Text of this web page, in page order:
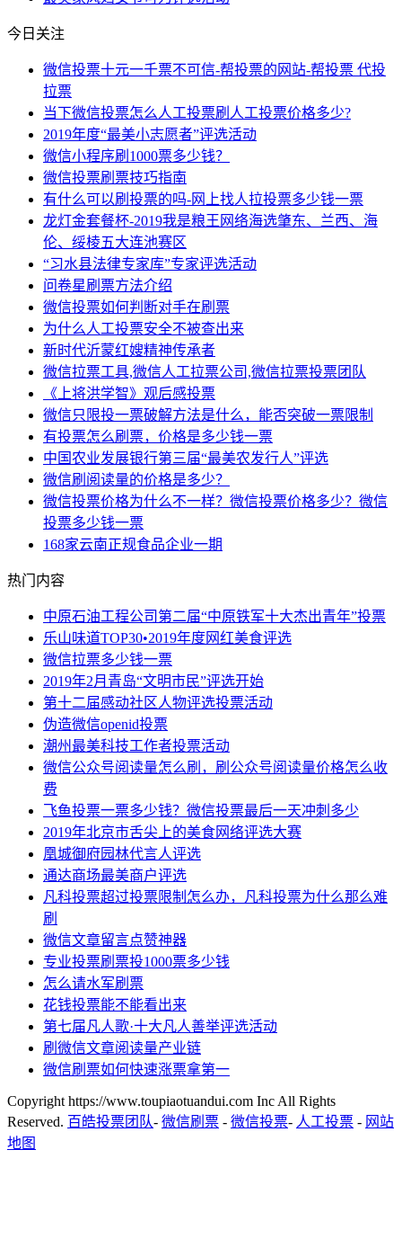
今日关注
微信投票十元一千票不可信-帮投票的网站-帮投票 代投
拉票
当下微信投票怎么人工投票刷人工投票价格多少?
2019年度“最美小志愿者”评选活动
微信小程序刷1000票多少钱？
微信投票刷票技巧指南
有什么可以刷投票的吗-网上找人拉投票多少钱一票
龙灯金套餐杯-2019我是粮王网络海选肇东、兰西、海
伦、绥棱五大连池赛区
“习水县法律专家库”专家评选活动
问卷星刷票方法介绍
微信投票如何判断对手在刷票
为什么人工投票安全不被查出来
新时代沂蒙红嫂精神传承者
微信拉票工具,微信人工拉票公司,微信拉票投票团队
《上将洪学智》观后感投票
微信只限投一票破解方法是什么，能否突破一票限制
有投票怎么刷票，价格是多少钱一票
中国农业发展银行第三届“最美农发行人”评选
微信刷阅读量的价格是多少？
微信投票价格为什么不一样？微信投票价格多少？微信
投票多少钱一票
168家云南正规食品企业一期
热门内容
中原石油工程公司第二届“中原铁军十大杰出青年”投票
乐山味道TOP30•2019年度网红美食评选
微信拉票多少钱一票
2019年2月青岛“文明市民”评选开始
第十二届感动社区人物评选投票活动
伪造微信openid投票
潮州最美科技工作者投票活动
微信公众号阅读量怎么刷，刷公众号阅读量价格怎么收
费
飞鱼投票一票多少钱？微信投票最后一天冲刺多少
2019年北京市舌尖上的美食网络评选大赛
凰城御府园林代言人评选
通达商场最美商户评选
凡科投票超过投票限制怎么办，凡科投票为什么那么难
刷
微信文章留言点赞神器
专业投票刷票投1000票多少钱
怎么请水军刷票
花钱投票能不能看出来
第七届凡人歌·十大凡人善举评选活动
刷微信文章阅读量产业链
微信刷票如何快速涨票拿第一
Copyright https://www.toupiaotuandui.com Inc All Rights
Reserved. 百皓投票团队- 微信刷票 - 微信投票- 人工投票 - 网站
地图